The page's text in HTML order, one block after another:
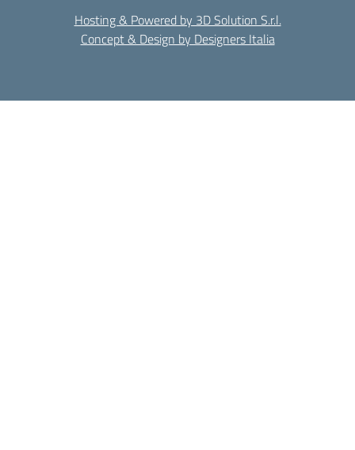
Hosting & Powered by 3D Solution S.r.l.
Concept & Design by Designers Italia